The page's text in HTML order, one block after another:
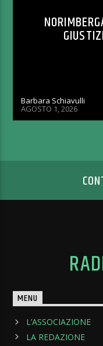
Barbara Schiavulli
AGOSTO 1, 2026
MENU
L’ASSOCIAZIONE
LA REDAZIONE